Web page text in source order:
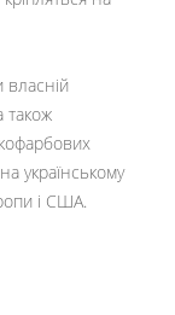
власній
також
українському
і США.